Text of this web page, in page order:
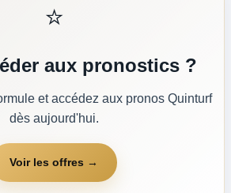
⭐
aux pronostics ?
et accédez aux pronos Quinturf
dès aujourd'hui.
Voir les offres →